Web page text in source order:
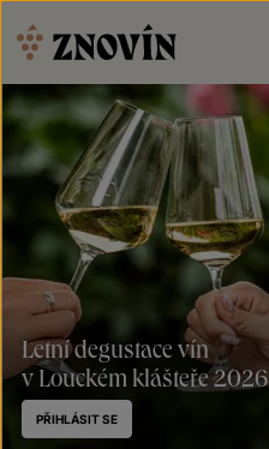
Letní degustace vín
v Louckém klášteře 2026
PŘIHLÁSIT SE